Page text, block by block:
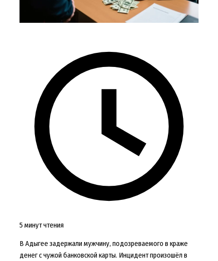
5 минут чтения
В Адыгее задержали мужчину, подозреваемого в краже
денег с чужой банковской карты. Инцидент произошёл в